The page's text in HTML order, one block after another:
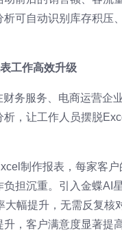
可自动识别库存积压
工作高效升级
务服务、电商运营企
，让工作人员摆脱
制作报表，每家客
担沉重。引入金蝶AI
幅提升，无需反复
，客户满意度显著提